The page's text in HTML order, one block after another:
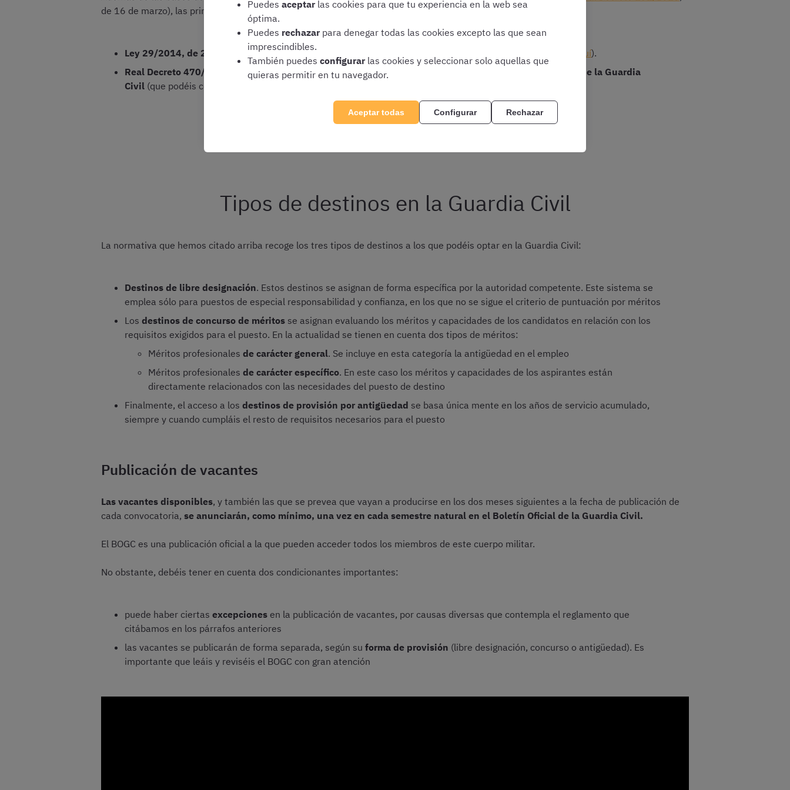
de 16 de marzo), las principales normas que regulan los destinos en la Guardia Civil son las dos siguientes:
Ley 29/2014, de 28 de noviembre, de Régimen del Personal de la Guardia Civil aquí).
Real Decreto 470/2019, de 2 de agosto, por el que se aprueba el Reglamento de destinos del personal de la Guardia
Civil (que podéis consultar en
Tipos de destinos en la Guardia Civil
La normativa que hemos citado arriba recoge los tres tipos de destinos a los que podéis optar en la Guardia Civil:
Destinos de libre designación. Estos destinos se asignan de forma específica por la autoridad competente. Este sistema se
emplea sólo para puestos de especial responsabilidad y confianza, en los que no se sigue el criterio de puntuación por méritos
Los destinos de concurso de méritos se asignan evaluando los méritos y capacidades de los candidatos en relación con los
requisitos exigidos para el puesto. En la actualidad se tienen en cuenta dos tipos de méritos:
Méritos profesionales de carácter general. Se incluye en esta categoría la antigüedad en el empleo
Méritos profesionales de carácter específico. En este caso los méritos y capacidades de los aspirantes están
directamente relacionados con las necesidades del puesto de destino
Finalmente, el acceso a los destinos de provisión por antigüedad se basa única mente en los años de servicio acumulado,
siempre y cuando cumpláis el resto de requisitos necesarios para el puesto
Publicación de vacantes
Las vacantes disponibles, y también las que se prevea que vayan a producirse en los dos meses siguientes a la fecha de publicación de
cada convocatoria, se anunciarán, como mínimo, una vez en cada semestre natural en el Boletín Oficial de la Guardia Civil.
El BOGC es una publicación oficial a la que pueden acceder todos los miembros de este cuerpo militar.
No obstante, debéis tener en cuenta dos condicionantes importantes:
puede haber ciertas excepciones en la publicación de vacantes, por causas diversas que contempla el reglamento que
citábamos en los párrafos anteriores
las vacantes se publicarán de forma separada, según su forma de provisión (libre designación, concurso o antigüedad). Es
importante que leáis y reviséis el BOGC con gran atención
Puedes aceptar las cookies para que tu experiencia en la web sea
óptima.
Puedes rechazar para denegar todas las cookies excepto las que sean
imprescindibles.
También puedes configurar las cookies y seleccionar solo aquellas que
quieras permitir en tu navegador.
Aceptar todas Configurar Rechazar